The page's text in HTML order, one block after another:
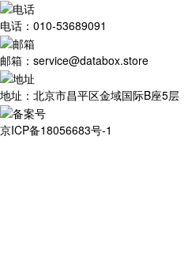
电话：010-53689091
邮箱：service@databox.store
地址：北京市昌平区金域国际B座5层
京ICP备18056683号-1